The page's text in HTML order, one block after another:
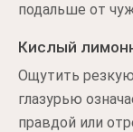
подальше от
Кислый
Ощутить
глазурью
правдой или